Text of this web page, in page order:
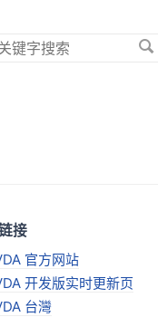
接
官方网站
开发版实时更新页
台灣